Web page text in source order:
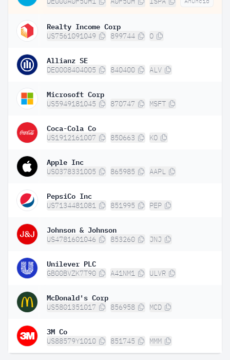
Realty Income Corp
US7561091049 899744 O
Allianz SE
DE0008404005 840400 ALV
Microsoft Corp
US5949181045 870747 MSFT
Coca-Cola Co
US1912161007 850663 KO
Apple Inc
US0378331005 865985 AAPL
PepsiCo Inc
US7134481081 851995 PEP
Johnson & Johnson
US4781601046 853260 JNJ
Unilever PLC
GB00BVZK7T90 A41NM1 ULVR
McDonald's Corp
US5801351017 856958 MCD
3M Co
US88579Y1010 851745 MMM